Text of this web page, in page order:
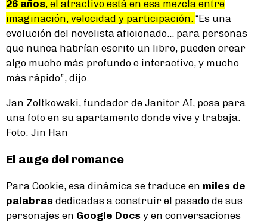
26 años, el atractivo está en esa mezcla entre
imaginación, velocidad y participación. “Es una
evolución del novelista aficionado... para personas
que nunca habrían escrito un libro, pueden crear
algo mucho más profundo e interactivo, y mucho
más rápido”, dijo.
Jan Zoltkowski, fundador de Janitor AI, posa para
una foto en su apartamento donde vive y trabaja.
Foto: Jin Han
El auge del romance
Para Cookie, esa dinámica se traduce en miles de
palabras dedicadas a construir el pasado de sus
personajes en Google Docs y en conversaciones